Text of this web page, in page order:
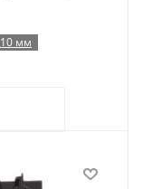
10 мм